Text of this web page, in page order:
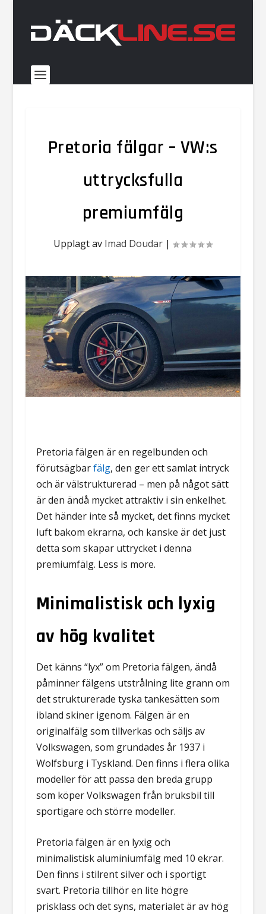
Pretoria fälgar – VW:s
uttrycksfulla
premiumfälg
Upplagt av Imad Doudar |
Pretoria fälgen är en regelbunden och
förutsägbarfälg, den ger ett samlat intryck
och är välstrukturerad – men på något sätt
är den ändå mycket attraktiv i sin enkelhet.
Det händer inte så mycket, det finns mycket
luft bakom ekrarna, och kanske är det just
detta som skapar uttrycket i denna
premiumfälg. Less is more.
Minimalistisk och lyxig
av hög kvalitet
Det känns “lyx” om Pretoria fälgen, ändå
påminner fälgens utstrålning lite grann om
det strukturerade tyska tankesätten som
ibland skiner igenom. Fälgen är en
originalfälg som tillverkas och säljs av
Volkswagen, som grundades år 1937 i
Wolfsburg i Tyskland. Den finns i flera olika
modeller för att passa den breda grupp
som köper Volkswagen från bruksbil till
sportigare och större modeller.
Pretoria fälgen är en lyxig och
minimalistisk aluminiumfälg med 10 ekrar.
Den finns i stilrent silver och i sportigt
svart. Pretoria tillhör en lite högre
prisklass och det syns, materialet är av hög